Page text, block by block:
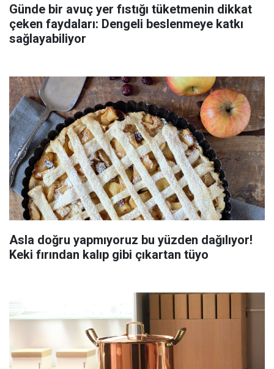
Günde bir avuç yer fıstığı tüketmenin dikkat
çeken faydaları: Dengeli beslenmeye katkı
sağlayabiliyor
Asla doğru yapmıyoruz bu yüzden dağılıyor!
Keki fırından kalıp gibi çıkartan tüyo